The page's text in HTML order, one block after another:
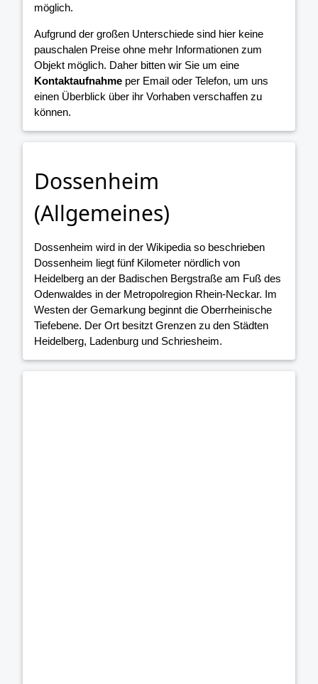
möglich.
Aufgrund der großen Unterschiede sind hier keine
pauschalen Preise ohne mehr Informationen zum
Objekt möglich. Daher bitten wir Sie um eine
Kontaktaufnahme per Email oder Telefon, um uns
einen Überblick über ihr Vorhaben verschaffen zu
können.
Dossenheim
(Allgemeines)
Dossenheim wird in der Wikipedia so beschrieben
Dossenheim liegt fünf Kilometer nördlich von
Heidelberg an der Badischen Bergstraße am Fuß des
Odenwaldes in der Metropolregion Rhein-Neckar. Im
Westen der Gemarkung beginnt die Oberrheinische
Tiefebene. Der Ort besitzt Grenzen zu den Städten
Heidelberg, Ladenburg und Schriesheim.